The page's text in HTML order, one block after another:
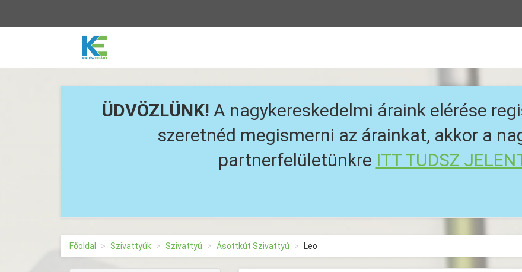
Vissza
ÜDVÖZLÜNK! A nagykereskedelmi áraink elérése
szeretnéd megismerni az árainkat, akkor a
partnerfelületünkre ITT TUDSZ
Főoldal Szivattyúk Szivattyú Ásottkút Szivattyú Leo